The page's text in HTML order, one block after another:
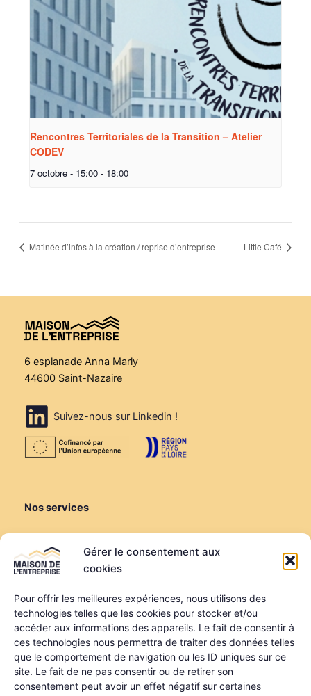
Gérer le consentement aux
cookies
Pour offrir les meilleures expériences, nous utilisons des
technologies telles que les cookies pour stocker et/ou
accéder aux informations des appareils. Le fait de consentir à
ces technologies nous permettra de traiter des données telles
que le comportement de navigation ou les ID uniques sur ce
site. Le fait de ne pas consentir ou de retirer son
consentement peut avoir un effet négatif sur certaines
Rencontres Territoriales de la Transition – Atelier
CODEV
7 octobre - 15:00 - 18:00
Matinée d’infos à la création / reprise d’entreprise Little Café
6 esplanade Anna Marly
44600 Saint-Nazaire
Suivez-nous sur Linkedin !
Nos services
Louer une salle de réunion
Louer un bureau
Domiciliation
Informations
Mentions légales
Politique de confidentialité
Qui sommes-nous ?